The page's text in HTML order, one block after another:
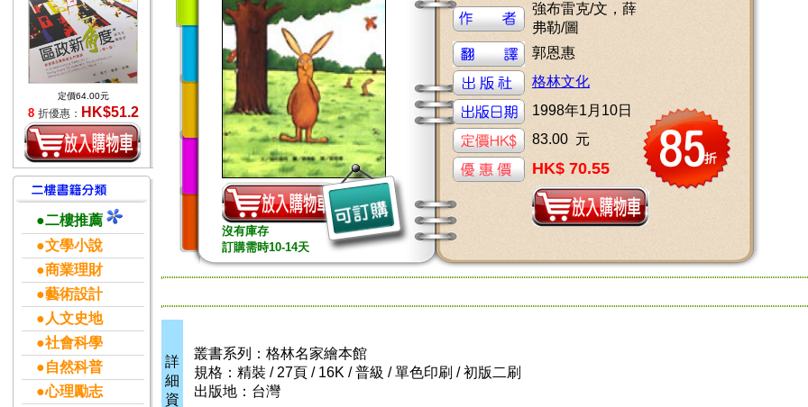
定價64.00元
8 折優惠： HK$51.2
●二樓推薦
●文學小說
●商業理財
●藝術設計
●人文史地
●社會科學
●自然科普
●心理勵志
沒有庫存
訂購需時10-14天
強布雷克/文，薛
弗勒/圖
郭恩惠
格林文化
1998年1月10日
83.00 元
HK$ 70.55
詳
細
資
叢書系列：格林名家繪本館
規格：精裝 / 27頁 / 16K / 普級 / 單色印刷 / 初版二刷
出版地：台灣